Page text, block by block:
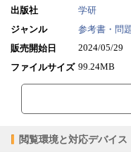
出版社
学研
ジャンル
参考書・問
販売開始日
2024/05/29
ファイルサイズ 99.24MB
ファイル形式
epub
閲覧可能期間
閲覧環境と対応デバイス